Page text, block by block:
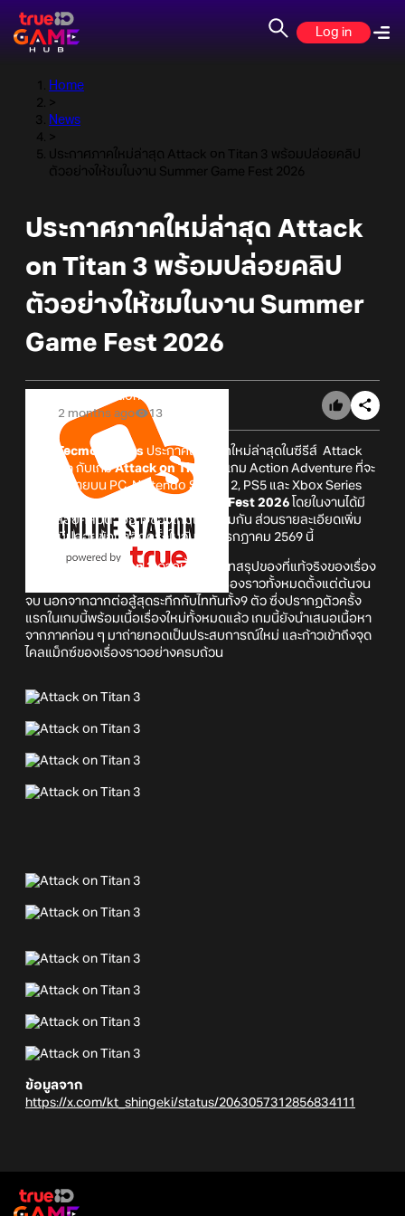
Log in
Home
>
News
>
ประกาศภาคใหม่ล่าสุด Attack on Titan 3 พร้อมปล่อยคลิป
ตัวอย่างให้ชมในงาน Summer Game Fest 2026
ประกาศภาคใหม่ล่าสุด Attack
on Titan 3 พร้อมปล่อยคลิป
ตัวอย่างให้ชมในงาน Summer
Game Fest 2026
Online Station
2 months ago
13
Koei Tecmo Games ประกาศเกมภาคใหม่ล่าสุดในซีรีส์ Attack
on Titan กับเกมAttack on Titan 3
เกม Action Adventure ที่จะ
วางจำหน่ายบน PC, Nintendo Switch 2, PS5 และ Xbox Series
X|S ในงานแถลงข่าว
Summer Game Fest 2026 โดยในงานได้มี
การปล่อยคลิปตัวอย่างของเกมให้รับชมกัน ส่วนรายละเอียดเพิ่ม
เติมจะมีปล่อยข้อมูลอีกครั้งในวันที่ 2 กรกฎาคม 2569 นี้
Attack on Titan 3ภาคนี้จะเป็นบทสรุปของที่แท้จริงของเรื่อง
ราว Attack on Titan ให้คุณได้สัมผัสเรื่องราวทั้งหมดตั้งแต่ต้นจน
จบ นอกจากฉากต่อสู้สุดระทึกกับไททันทั้ง9 ตัว ซึ่งปรากฏตัวครั้ง
แรกในเกมนี้พร้อมเนื้อเรื่องใหม่ทั้งหมดแล้ว เกมนี้ยังนำเสนอเนื้อหา
จากภาคก่อน ๆ มาถ่ายทอดเป็นประสบการณ์ใหม่ และก้าวเข้าถึงจุด
ไคลแม็กซ์ของเรื่องราวอย่างครบถ้วน
ข้อมูลจาก
https://x.com/kt_shingeki/status/2063057312856834111